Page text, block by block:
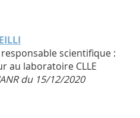
scientifique :
au laboratoire CLLE
du 15/12/2020